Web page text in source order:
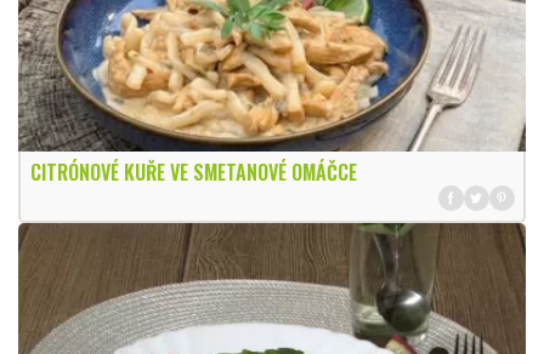
CITRÓNOVÉ KUŘE VE SMETANOVÉ OMÁČCE